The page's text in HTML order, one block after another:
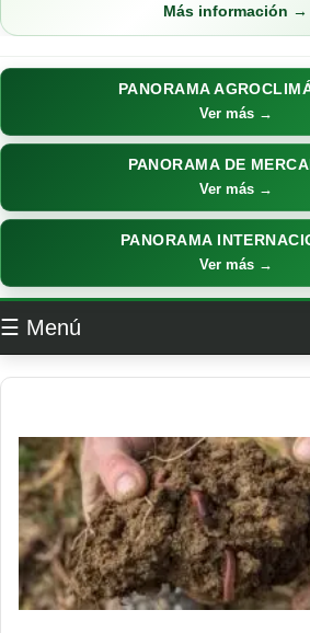
Más información →
PANORAMA
Ver más →
PANORAMA DE
Ver más →
PANORAMA
Ver más →
☰ Menú